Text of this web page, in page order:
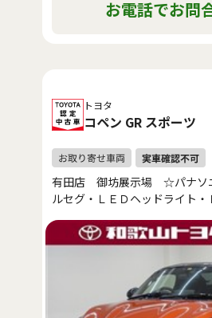
お電話でお問
トヨタ
コペン GR スポーツ
有田店 御坊展示場 ☆パナソ
ルセグ・ＬＥＤヘッドライト